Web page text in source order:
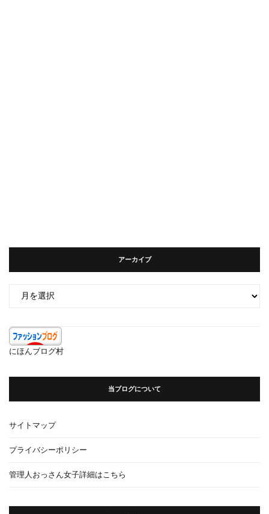
アーカイブ
イ
ブ
にほんブログ村
当ブログについて
サイトマップ
プライバシーポリシー
管理人おっさん女子詳細はこちら